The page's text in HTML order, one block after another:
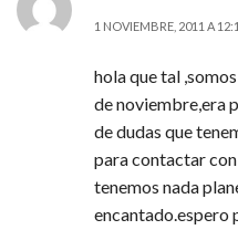
1 NOVIEMBRE, 2011 A
hola que tal
de noviembre,era
de dudas que
para contactar
tenemos nada